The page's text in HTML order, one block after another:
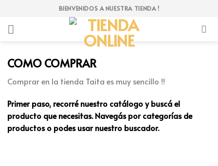
content
BIENVENIDOS A NUESTRA TIENDA !
COMO COMPRAR
Comprar en la tienda Taita es muy sencillo !!
Primer paso, recorré nuestro catálogo y buscá el
producto que necesitas. Navegás por categorías de
productos o podes usar nuestro buscador.